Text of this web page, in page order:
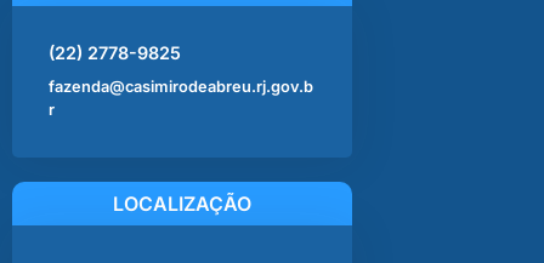
(22) 2778-9825
fazenda@casimirodeabreu.rj.gov.b
r
LOCALIZAÇÃO